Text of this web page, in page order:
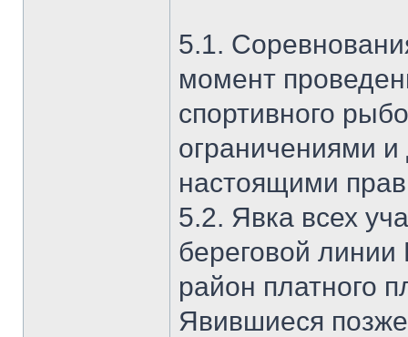
5.1.
момент
спортивного
ограничениями
настоящими
5.2. Явка всех
береговой
район платного
Явившиеся